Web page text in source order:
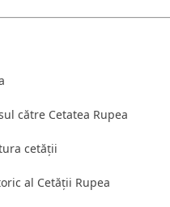
către Cetatea Rupea
cetății
al Cetății Rupea